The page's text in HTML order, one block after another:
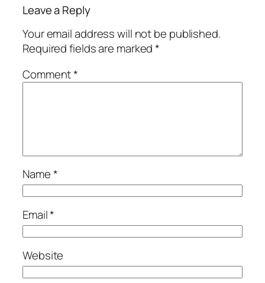
Leave a Reply
Your email address will not be published.
Required fields are marked*
Comment*
Name*
Email*
Website